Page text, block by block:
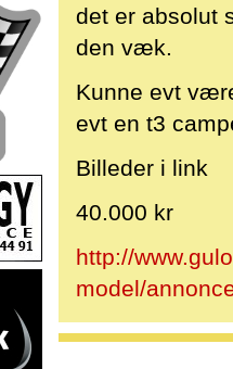
det er absolut
den væk.
Kunne evt
evt en t3
Billeder i link
40.000 kr
http://
model/